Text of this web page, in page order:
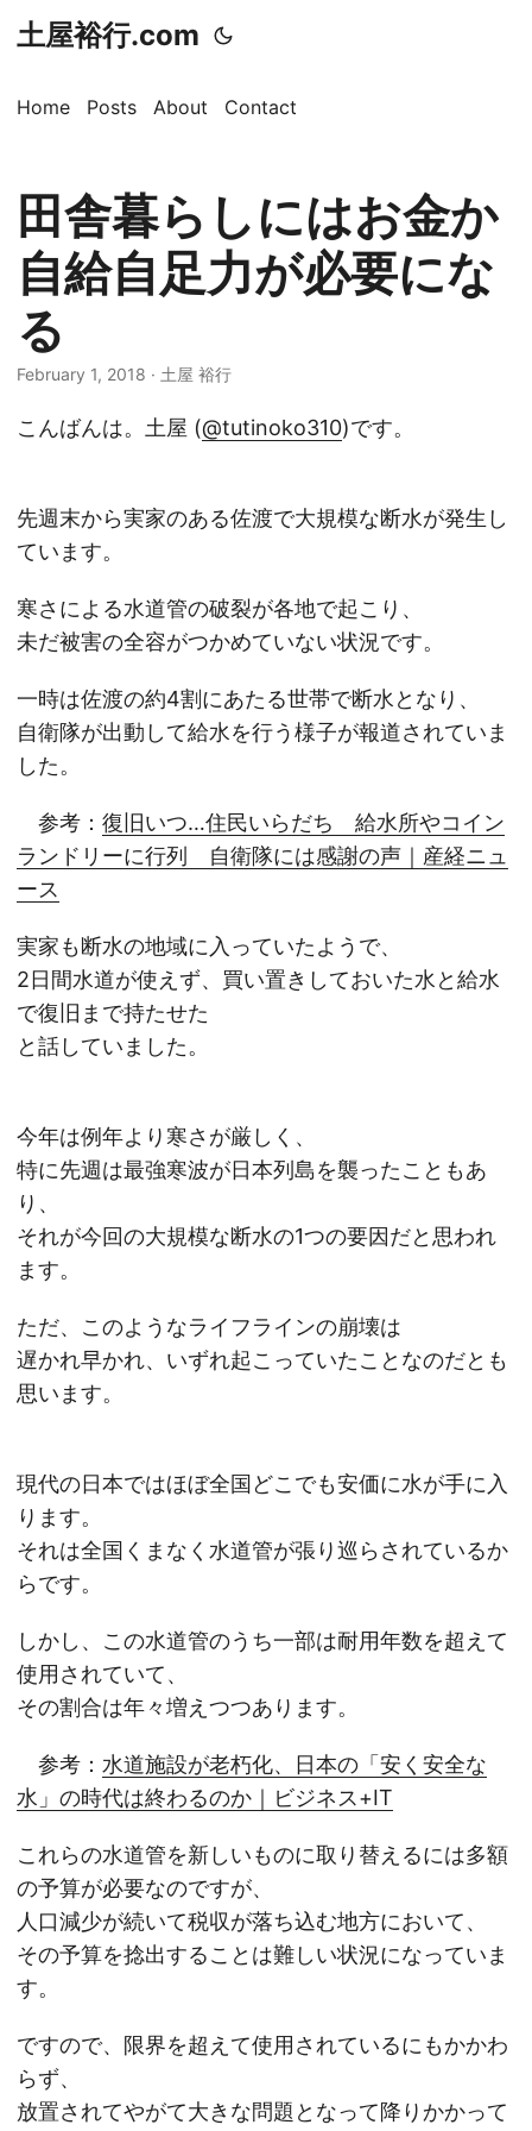
土屋裕行.com
Home Posts About Contact
田舎暮らしにはお金か
自給自足力が必要にな
る
February 1, 2018 · 土屋 裕行
こんばんは。土屋 (@tutinoko310)です。
先週末から実家のある佐渡で大規模な断水が発生し
ています。
寒さによる水道管の破裂が各地で起こり、
未だ被害の全容がつかめていない状況です。
一時は佐渡の約4割にあたる世帯で断水となり、
自衛隊が出動して給水を行う様子が報道されていま
した。
参考： 復旧いつ…住民いらだち 給水所やコイン
ランドリーに行列 自衛隊には感謝の声｜産経ニュ
ース
実家も断水の地域に入っていたようで、
2日間水道が使えず、買い置きしておいた水と給水
で復旧まで持たせた
と話していました。
今年は例年より寒さが厳しく、
特に先週は最強寒波が日本列島を襲ったこともあ
り、
それが今回の大規模な断水の1つの要因だと思われ
ます。
ただ、このようなライフラインの崩壊は
遅かれ早かれ、いずれ起こっていたことなのだとも
思います。
現代の日本ではほぼ全国どこでも安価に水が手に入
ります。
それは全国くまなく水道管が張り巡らされているか
らです。
しかし、この水道管のうち一部は耐用年数を超えて
使用されていて、
その割合は年々増えつつあります。
参考： 水道施設が老朽化、日本の「安く安全な
水」の時代は終わるのか｜ビジネス+IT
これらの水道管を新しいものに取り替えるには多額
の予算が必要なのですが、
人口減少が続いて税収が落ち込む地方において、
その予算を捻出することは難しい状況になっていま
す。
ですので、限界を超えて使用されているにもかかわ
らず、
放置されてやがて大きな問題となって降りかかって